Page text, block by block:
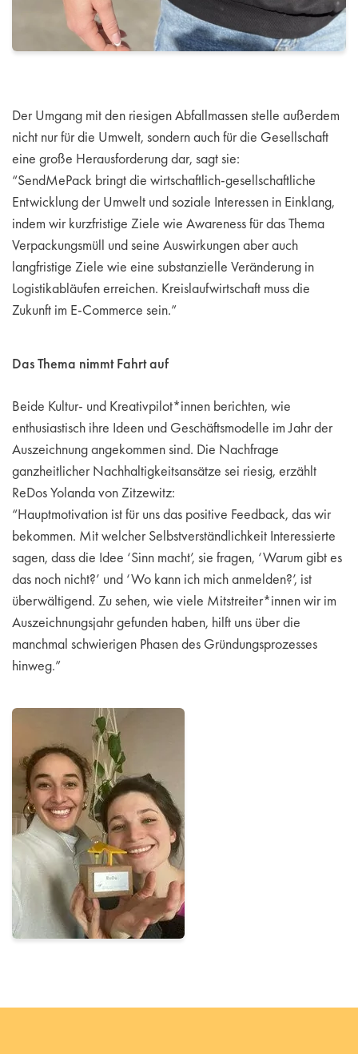
Der Umgang mit den riesigen Abfallmassen stelle außerdem
nicht nur für die Umwelt, sondern auch für die Gesellschaft
eine große Herausforderung dar, sagt sie:
“SendMePack bringt die wirtschaftlich-gesellschaftliche
Entwicklung der Umwelt und soziale Interessen in Einklang,
indem wir kurzfristige Ziele wie Awareness für das Thema
Verpackungsmüll und seine Auswirkungen aber auch
langfristige Ziele wie eine substanzielle Veränderung in
Logistikabläufen erreichen. Kreislaufwirtschaft muss die
Zukunft im E-Commerce sein.”
Das Thema nimmt Fahrt auf
Beide Kultur- und Kreativpilot*innen berichten, wie
enthusiastisch ihre Ideen und Geschäftsmodelle im Jahr der
Auszeichnung angekommen sind. Die Nachfrage
ganzheitlicher Nachhaltigkeitsansätze sei riesig, erzählt
ReDos Yolanda von Zitzewitz:
“Hauptmotivation ist für uns das positive Feedback, das wir
bekommen. Mit welcher Selbstverständlichkeit Interessierte
sagen, dass die Idee ‘Sinn macht’, sie fragen, ‘Warum gibt es
das noch nicht?’ und ‘Wo kann ich mich anmelden?’, ist
überwältigend. Zu sehen, wie viele Mitstreiter*innen wir im
Auszeichnungsjahr gefunden haben, hilft uns über die
manchmal schwierigen Phasen des Gründungsprozesses
hinweg.”